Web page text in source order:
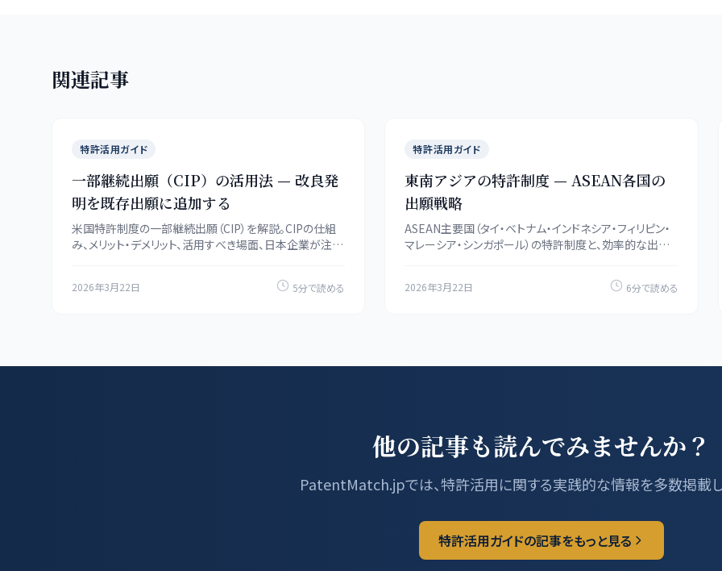
関連記事
特許活用ガイド
一部継続出願（CIP）の活用法 — 改良発
明を既存出願に追加する
米国特許制度の一部継続出願（CIP）を解説。CIPの仕組
み、メリット・デメリット、活用すべき場面、日本企業が注意
2026年3月22日 5分で読める
特許活用ガイド
東南アジアの特許制度 — ASEAN各国の
出願戦略
ASEAN主要国（タイ・ベトナム・インドネシア・フィリピン・
マレーシア・シンガポール）の特許制度と、効率的な出願
2026年3月22日 6分で読める
他の記事も読んでみませんか？
PatentMatch.jpでは、特許活用に関する実践的な情報を多数掲載し
特許活用ガイドの記事をもっと見る